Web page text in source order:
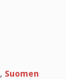
, Suomen